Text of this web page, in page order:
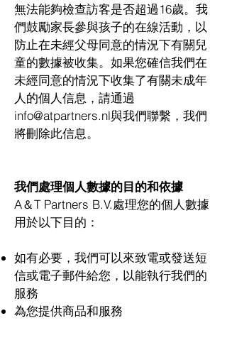
無法能夠檢查訪客是否超過16歲。我
們鼓勵家長參與孩子的在線活動，以
防止在未經父母同意的情況下有關兒
童的數據被收集。如果您確信我們在
未經同意的情況下收集了有關未成年
人的個人信息，請通過
info@atpartners.nl與我們聯繫，我們
將刪除此信息。
我們處理個人數據的目的和依據
A＆T Partners B.V.處理您的個人數據
用於以下目的：
如有必要，我們可以來致電或發送短
信或電子郵件給您，以能執行我們的
服務
為您提供商品和服務